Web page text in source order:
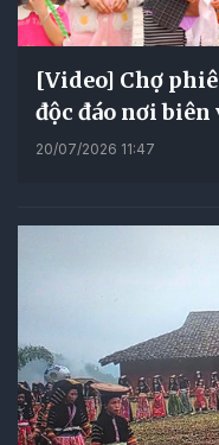
[Video] Chợ
độc đáo nơi
20/07/2026 11:47